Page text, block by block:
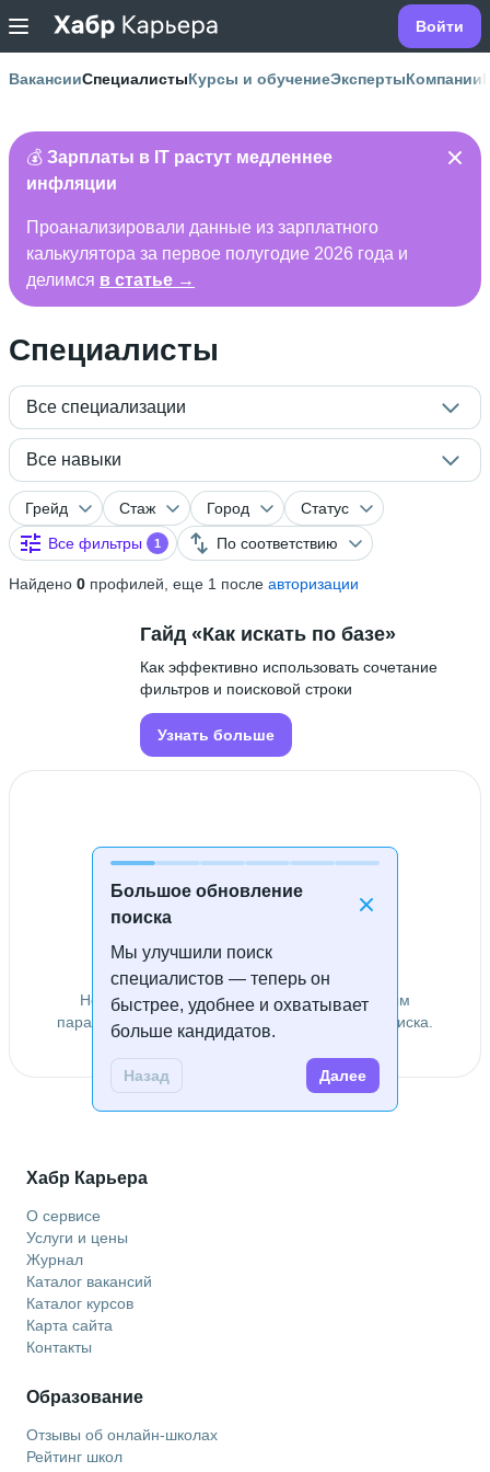
Войти
ВакансииСпециалистыКурсы и обучениеЭкспертыКомпании
💰 Зарплаты в IT растут медленнее
инфляции
Проанализировали данные из зарплатного
калькулятора за первое полугодие 2026 года и
делимся в статье →
Специалисты
Все специализации
Все навыки
Грейд Стаж Город
Статус
Все фильтры
1 По соответствию
Найдено 0 профилей, еще 1 после авторизации
Большое обновление
поиска
Мы улучшили поиск
специалистов — теперь он
быстрее, удобнее и охватывает
больше кандидатов.
Назад Далее
Гайд «Как искать по базе»
Как эффективно использовать сочетание
фильтров и поисковой строки
Узнать больше
Специалисты не найдены
Не удалось найти специалистов по заданным
параметрам. Попробуйте изменить условия поиска.
Хабр Карьера
О сервисе
Услуги и цены
Журнал
Каталог вакансий
Каталог курсов
Карта сайта
Контакты
Образование
Отзывы об онлайн-школах
Рейтинг школ